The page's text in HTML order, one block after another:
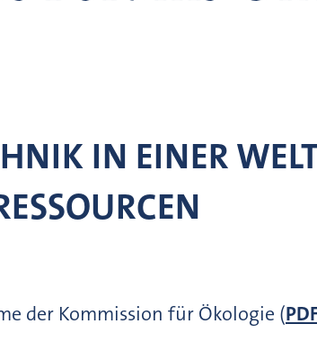
IN EINER
der Kommission für Ökologie (